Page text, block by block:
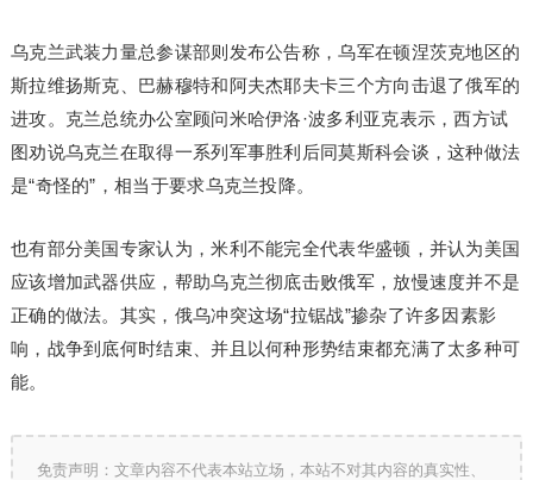
乌克兰武装力量总参谋部则发布公告称，乌军在顿涅茨克地区的
斯拉维扬斯克、巴赫穆特和阿夫杰耶夫卡三个方向击退了俄军的
进攻。克兰总统办公室顾问米哈伊洛·波多利亚克表示，西方试
图劝说乌克兰在取得一系列军事胜利后同莫斯科会谈，这种做法
是“奇怪的”，相当于要求乌克兰投降。
也有部分美国专家认为，米利不能完全代表华盛顿，并认为美国
应该增加武器供应，帮助乌克兰彻底击败俄军，放慢速度并不是
正确的做法。其实，俄乌冲突这场“拉锯战”掺杂了许多因素影
响，战争到底何时结束、并且以何种形势结束都充满了太多种可
能。
免责声明：文章内容不代表本站立场，本站不对其内容的真实性、